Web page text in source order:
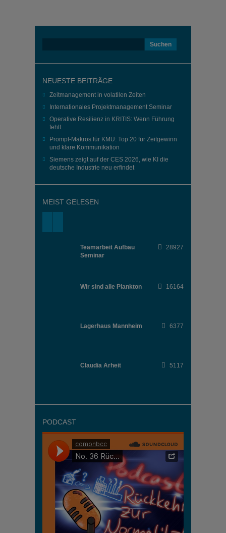
NEUESTE BEITRÄGE
Zeitmanagement in volatilen Zeiten
Internationales Projektmanagement Seminar
Operative Resilienz in KRITIS: Wenn Führung
fehlt
Prompt-Makros für KMU: Top 20 für Zeitgewinn
und klare Kommunikation
Siemens zeigt auf der CES 2026, wie KI die
deutsche Industrie neu erfindet
MEIST GELESEN
Teamarbeit Aufbau
Seminar
28927
Wir sind alle Plankton 16164
Lagerhaus Mannheim 6377
Claudia Arheit 5117
PODCAST